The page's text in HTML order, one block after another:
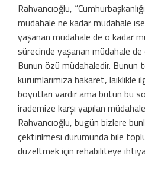
Rahvancıoğlu,
müdahale ne kadar müdahale
yaşanan müdahale de o kadar
sürecinde yaşanan müdahale
Bunun özü müdahaledir. Bunun
kurumlarımıza hakaret, laiklikle
boyutları vardır ama bütün bu
irademize karşı yapılan
Rahvancıoğlu, bugün bizlere
çektirilmesi durumunda bile
düzeltmek için rehabiliteye